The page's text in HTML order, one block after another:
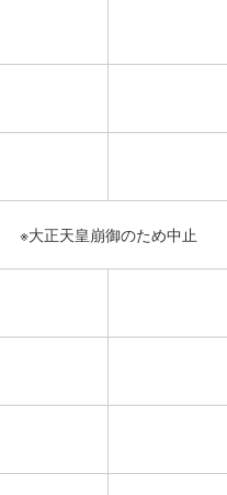
※大正天皇崩御のため中止